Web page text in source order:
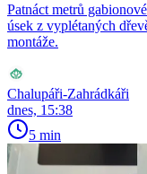
Patnáct metrů
úsek z vyplétaných
montáže.
Chalupáři-Zahrádkáři
dnes, 15:38
5 min